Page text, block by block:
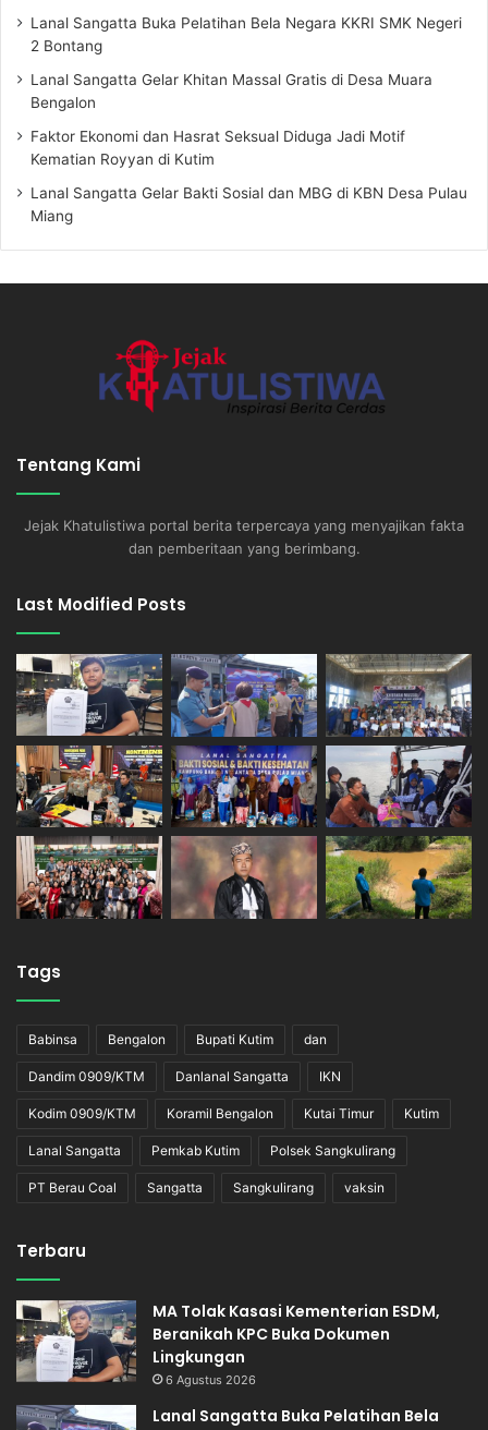
Lanal Sangatta Buka Pelatihan Bela Negara KKRI SMK Negeri
2 Bontang
Lanal Sangatta Gelar Khitan Massal Gratis di Desa Muara
Bengalon
Faktor Ekonomi dan Hasrat Seksual Diduga Jadi Motif
Kematian Royyan di Kutim
Lanal Sangatta Gelar Bakti Sosial dan MBG di KBN Desa Pulau
Miang
Tentang Kami
Jejak Khatulistiwa portal berita terpercaya yang menyajikan fakta
dan pemberitaan yang berimbang.
Last Modified Posts
Tags
Babinsa Bengalon Bupati Kutim dan
Dandim 0909/KTM Danlanal Sangatta IKN
Kodim 0909/KTM Koramil Bengalon Kutai Timur Kutim
Lanal Sangatta Pemkab Kutim Polsek Sangkulirang
PT Berau Coal Sangatta Sangkulirang vaksin
Terbaru
MA Tolak Kasasi Kementerian ESDM,
Beranikah KPC Buka Dokumen
Lingkungan
6 Agustus 2026
Lanal Sangatta Buka Pelatihan Bela